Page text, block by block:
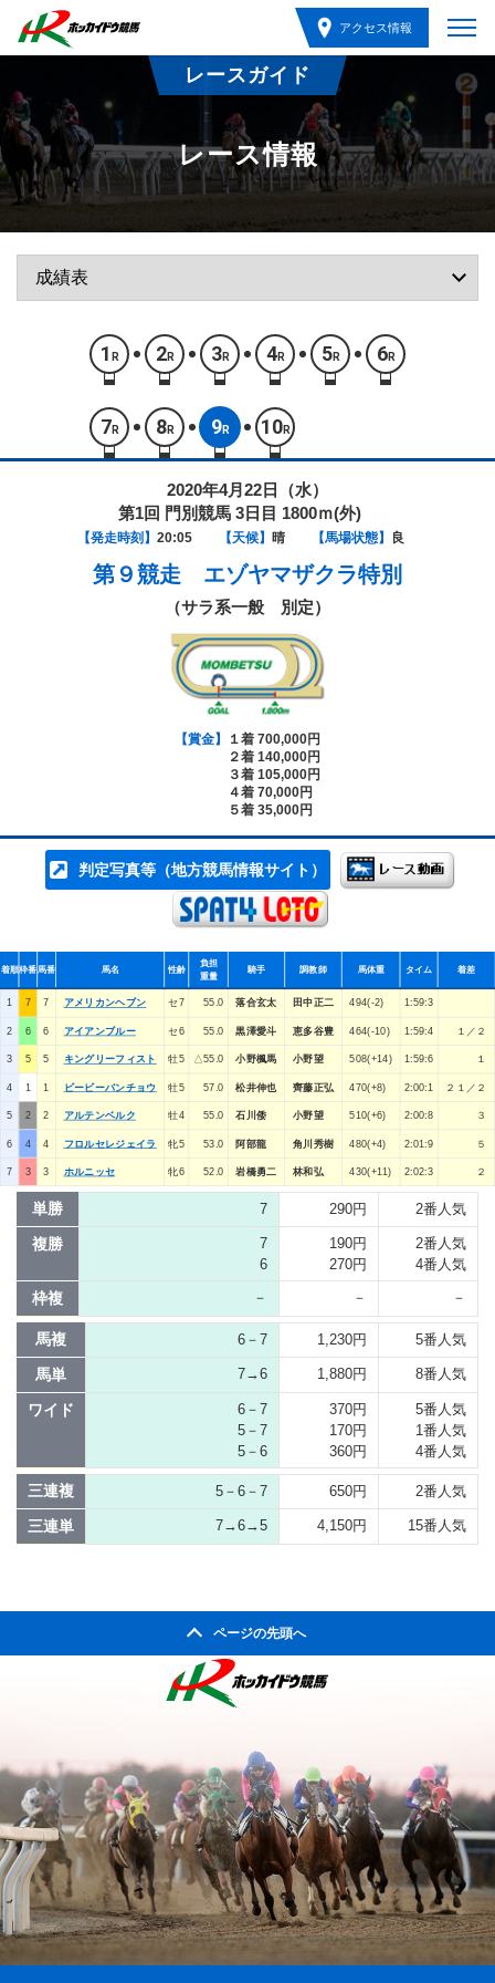
アクセス情報
レースガイド
レース情報
1 R 2R 3R 4R 5R 6R
7 R 8R 9R 10R
2020年4月22日（水）
第1回 門別競馬 3日目 1800ｍ(外)
【発走時刻】 20:05 【天候】 晴 【馬場状態】 良
第９競走 エゾヤマザクラ特別
（サラ系一般 別定）
【賞金】
１着 700,000円
２着 140,000円
３着 105,000円
４着 70,000円
５着 35,000円
判定写真等（地方競馬情報サイト）
着順枠番馬番 馬名 性齢
負担
重量
騎手 調教師 馬体重 タイム 着差
1 7 7 アメリカンヘブン セ7 55.0 落合玄太 田中正二 494(-2) 1:59:3
2 6 6 アイアンブルー セ6 55.0 黒澤愛斗 恵多谷豊 464(-10) 1:59:4 １／２
3 5 5 キングリーフィスト 牡5 △55.0 小野楓馬 小野望 508(+14) 1:59:6 １
4 1 1 ビービーバンチョウ 牡5 57.0 松井伸也 齊藤正弘 470(+8) 2:00:1 ２１／２
5 2 2 アルテンベルク 牡4 55.0 石川倭 小野望 510(+6) 2:00:8 ３
6 4 4 フロルセレジェイラ 牝5 53.0 阿部龍 角川秀樹 480(+4) 2:01:9 ５
7 3 3 ホルニッセ 牝6 52.0 岩橋勇二 林和弘 430(+11) 2:02:3 ２
単勝 7 290円 2番人気
複勝
7
6
190円
270円
2番人気
4番人気
枠複 － － －
馬複 6－7 1,230円 5番人気
馬単 7→6 1,880円 8番人気
ワイド
6－7
5－7
5－6
370円
170円
360円
5番人気
1番人気
4番人気
三連複 5－6－7 650円 2番人気
三連単 7→6→5 4,150円 15番人気
ページの先頭へ